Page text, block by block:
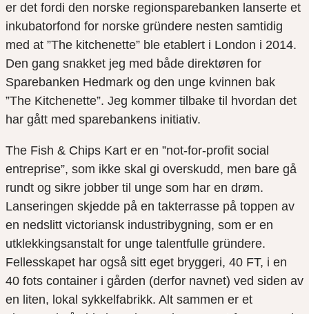
er det fordi den norske regionsparebanken lanserte et
inkubatorfond for norske gründere nesten samtidig
med at ”The kitchenette” ble etablert i London i 2014.
Den gang snakket jeg med både direktøren for
Sparebanken Hedmark og den unge kvinnen bak
”The Kitchenette”. Jeg kommer tilbake til hvordan det
har gått med sparebankens initiativ.
The Fish & Chips Kart er en ”not-for-profit social
entreprise”, som ikke skal gi overskudd, men bare gå
rundt og sikre jobber til unge som har en drøm.
Lanseringen skjedde på en takterrasse på toppen av
en nedslitt victoriansk industribygning, som er en
utklekkingsanstalt for unge talentfulle gründere.
Fellesskapet har også sitt eget bryggeri, 40 FT, i en
40 fots container i gården (derfor navnet) ved siden av
en liten, lokal sykkelfabrikk. Alt sammen er et